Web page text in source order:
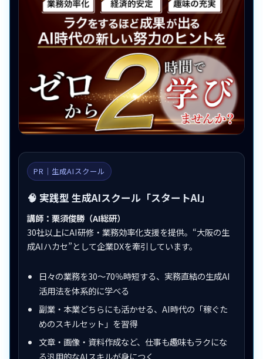
PR｜生成AIスクール
🧠 実践型 生成AIスクール「スタートAI」
講師：栗須俊勝（AI総研）
30社以上にAI研修・業務効率化支援を提供。“大阪の生
成AIハカセ”として企業DXを牽引しています。
日々の業務を30〜70％時短する、実務直結の生成AI
活用法を体系的に学べる
副業・本業どちらにも活かせる、AI時代の「稼ぐた
めのスキルセット」を習得
文章・画像・資料作成など、仕事も趣味もラクにな
る汎用的なAIスキルが身につく